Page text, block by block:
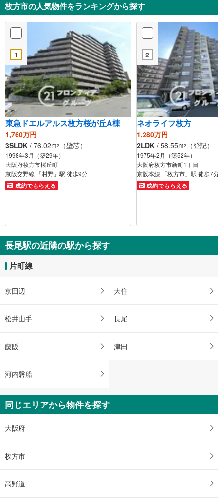
枚方市の人気物件をランキングから探す
1
東急ドエルアルス枚方桜が丘A棟
1,760万円
3SLDK / 76.02m2 （壁芯）
1998年3月（築29年）
大阪府枚方市桜丘町
京阪交野線 「村野」駅 徒歩9分
成約でもらえる
2
ネオライフ枚方
1,280万円
2LDK / 58.55m2 （登記）
1975年2月（築52年）
大阪府枚方市新町1丁目
京阪本線 「枚方市」駅 徒歩7
成約でもらえる
長尾駅の近隣の駅から探す
片町線
京田辺 大住
松井山手 長尾
藤阪 津田
河内磐船
同じエリアから物件を探す
大阪府
枚方市
高野道